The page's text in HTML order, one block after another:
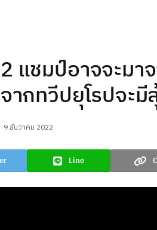
แชมป์อาจจะมา
ากทวีปยุโรปจะ
9 ธันวาคม 2022
Line